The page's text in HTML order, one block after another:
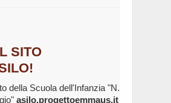
SITO
della Scuola dell'Infanzia "N.
asilo.progettoemmaus.it